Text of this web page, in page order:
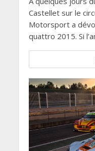
Castellet sur le
Motorsport a
quattro 2015. Si